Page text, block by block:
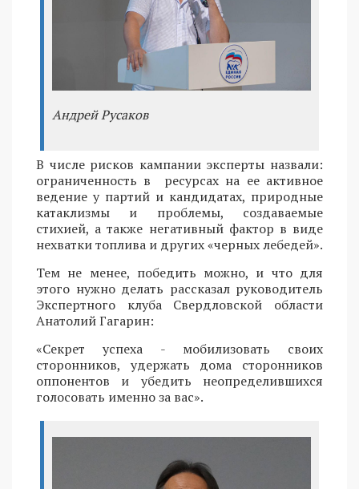
Андрей Русаков
В числе рисков кампании эксперты назвали:
ограниченность в ресурсах на ее активное
ведение у партий и кандидатах, природные
катаклизмы и проблемы, создаваемые
стихией, а также негативный фактор в виде
нехватки топлива и других «черных лебедей».
Тем не менее, победить можно, и что для
этого нужно делать рассказал руководитель
Экспертного клуба Свердловской области
Анатолий Гагарин:
«Секрет успеха - мобилизовать своих
сторонников, удержать дома сторонников
оппонентов и убедить неопределившихся
голосовать именно за вас».